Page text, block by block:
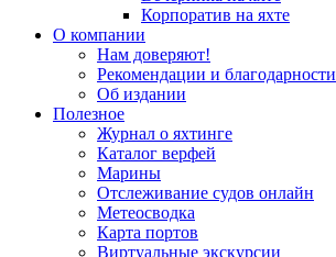
Корпоратив на яхте
О компании
Нам доверяют!
Рекомендации и благодарности
Об издании
Полезное
Журнал о яхтинге
Каталог верфей
Марины
Отслеживание судов онлайн
Метеосводка
Карта портов
Виртуальные экскурсии